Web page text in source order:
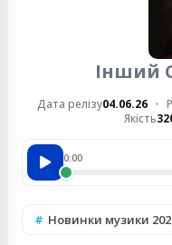
Інший
Дата релізу04.06.26
Якість
0:00
Новинки музики